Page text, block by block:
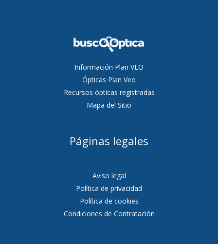
Información Plan VEO
Ópticas Plan Veo
Recursos ópticas registradas
Mapa del Sitio
Páginas legales
Aviso legal
Política de privacidad
Política de cookies
Condiciones de Contratación